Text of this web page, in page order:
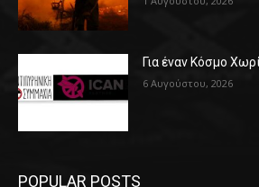
Για έναν Κόσμο
6 Αυγούστου, 2026
POPULAR POSTS